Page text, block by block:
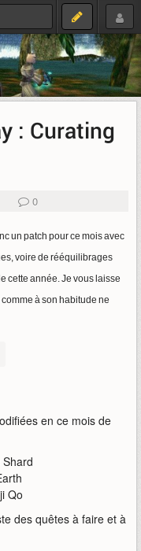
: Curating
0
un patch pour ce mois avec
voire de rééquilibrages
cette année. Je vous laisse
à son habitude ne
en ce mois de
Qo
des quêtes à faire et à